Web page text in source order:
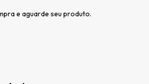
e aguarde seu produto.